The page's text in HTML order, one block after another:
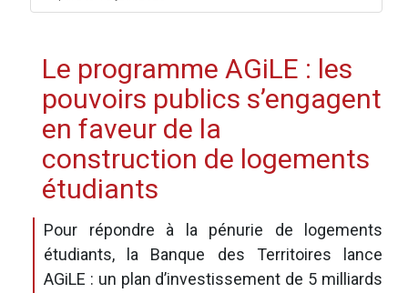
Le programme AGiLE : les
pouvoirs publics s’engagent
en faveur de la
construction de logements
étudiants
Pour répondre à la pénurie de logements
étudiants, la Banque des Territoires lance
AGiLE : un plan d’investissement de 5 milliards